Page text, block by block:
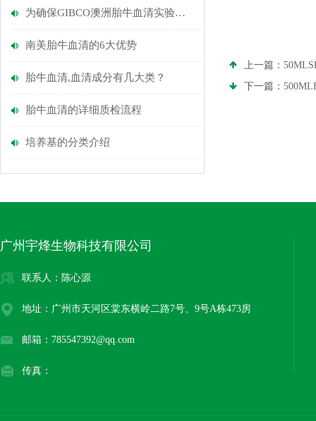
为确保GIBCO澳洲胎牛血清实验的准确性,脂肪酸的去除很关键
南美胎牛血清的6大优势
胎牛血清,血清成分有几大类？
胎牛血清的详细质检流程
培养基的分类介绍
上一篇：
下一篇：
广州宇烽生物科技有限公司
联系人：陈心源
地址：广州市天河区棠东横岭二路7号、9号A栋473房
邮箱：785547392@qq.com
传真：